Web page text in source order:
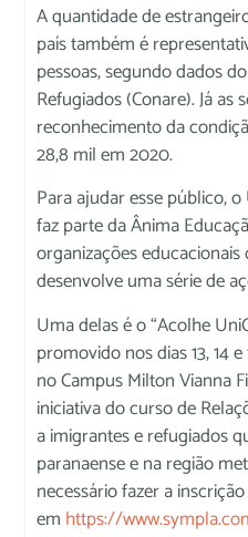
A quantidade de
país também é
pessoas, segundo dados
Refugiados (Conare). Já as
reconhecimento da
28,8 mil em 2020.
Para ajudar esse público,
faz parte da Ânima
organizações
desenvolve uma série de
Uma delas é o “Acolhe
promovido nos dias 13, 14
no Campus Milton Vianna
iniciativa do curso de
a imigrantes e refugiados
paranaense e na região
necessário fazer a inscrição
em https://